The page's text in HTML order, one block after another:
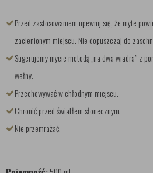
Przed zastosowaniem upewnij się, że myte
zacienionym miejscu. Nie dopuszczaj do
Sugerujemy mycie metodą „na dwa wiadra” z
wełny.
Przechowywać w chłodnym miejscu.
Chronić przed światłem słonecznym.
Nie przemrażać.